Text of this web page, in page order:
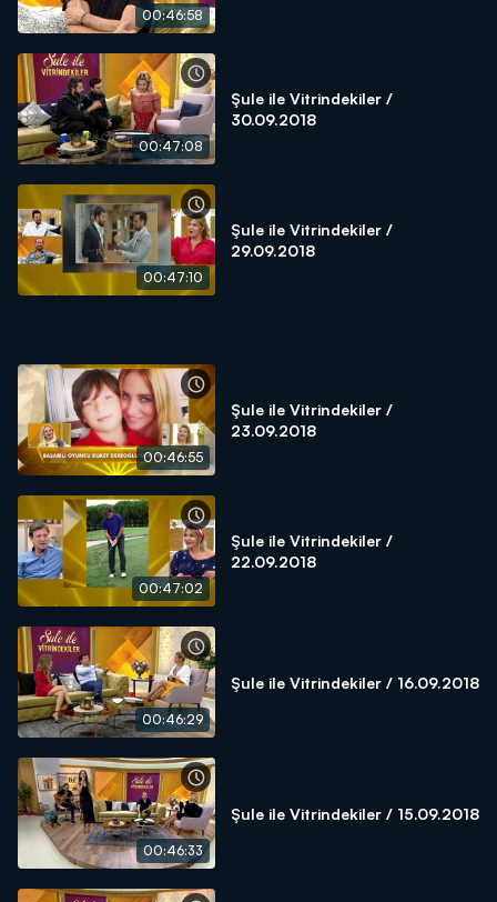
00:46:58
00:47:08
Şule ile Vitrindekiler /
30.09.2018
00:47:10
Şule ile Vitrindekiler /
29.09.2018
00:46:55
Şule ile Vitrindekiler /
23.09.2018
00:47:02
Şule ile Vitrindekiler /
22.09.2018
00:46:29
Şule ile Vitrindekiler / 16.09.2018
00:46:33
Şule ile Vitrindekiler / 15.09.2018